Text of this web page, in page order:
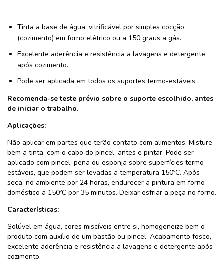
Tinta a base de água, vitrificável por simples cocção
(cozimento) em forno elétrico ou a 150 graus a gás.
Excelente aderência e resistência a lavagens e detergente
após cozimento.
Pode ser aplicada em todos os suportes termo-estáveis.
Recomenda-se teste prévio sobre o suporte escolhido, antes
de iniciar o trabalho.
Aplicações:
Não aplicar em partes que terão contato com alimentos. Misture
bem a tinta, com o cabo do pincel, antes e pintar. Pode ser
aplicado com pincel, pena ou esponja sobre superfícies termo
estáveis, que podem ser levadas a temperatura 150ºC. Após
seca, no ambiente por 24 horas, endurecer a pintura em forno
doméstico a 150ºC por 35 minutos. Deixar esfriar a peça no forno.
Características:
Solúvel em água, cores miscíveis entre si, homogeneize bem o
produto com auxílio de um bastão ou pincel. Acabamento fosco,
excelente aderência e resistência a lavagens e detergente após
cozimento.